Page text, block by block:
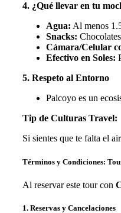
4. ¿Qué llevar en tu
Agua: Al menos
Snacks:
Cámara/Celular
Efectivo en Soles:
5. Respeto al Entorno
Palcoyo es un
Tip de Culturas Travel:
Si sientes que te falta el
Términos y Condiciones:
Al reservar este tour con
1. Reservas y Cancelaciones